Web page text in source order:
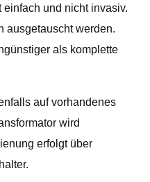
und nicht invasiv.
ausgetauscht werden.
als komplette
auf vorhandenes
wird
erfolgt über